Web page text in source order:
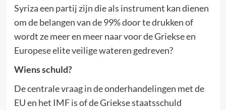
Syriza een partij zijn die als instrument kan dienen
om de belangen van de 99% door te drukken of
wordt ze meer en meer naar voor de Griekse en
Europese elite veilige wateren gedreven?
Wiens schuld?
De centrale vraag in de onderhandelingen met de
EU en het IMF is of de Griekse staatsschuld